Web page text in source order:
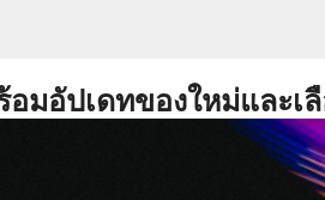
มอัปเดทของใหม่และเ